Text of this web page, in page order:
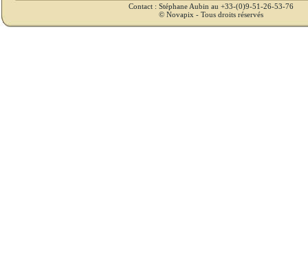
Contact : Stéphane Aubin au +33-(0)9-51-26-53-76
© Novapix - Tous droits réservés